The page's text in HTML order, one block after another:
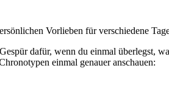
Vorlieben für verschiedene
dafür, wenn du einmal überlegst,
einmal genauer anschauen: